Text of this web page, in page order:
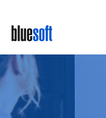
main
content